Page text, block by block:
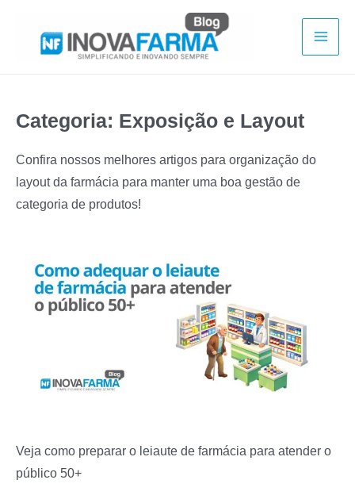
Main
Categoria: Exposição e Layout
Confira nossos melhores artigos para organização do
layout da farmácia para manter uma boa gestão de
categoria de produtos!
Veja como preparar o leiaute de farmácia para atender o
público 50+